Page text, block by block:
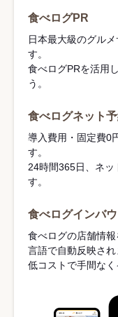
食べログPR
日本最大級のグル
す。
食べログPRを活用
う。
食べログネット
導入費用・固定費0
す。
24時間365日、ネッ
す。
食べログインバ
食べログの店舗情
言語で自動反映され
低コストで手間なく